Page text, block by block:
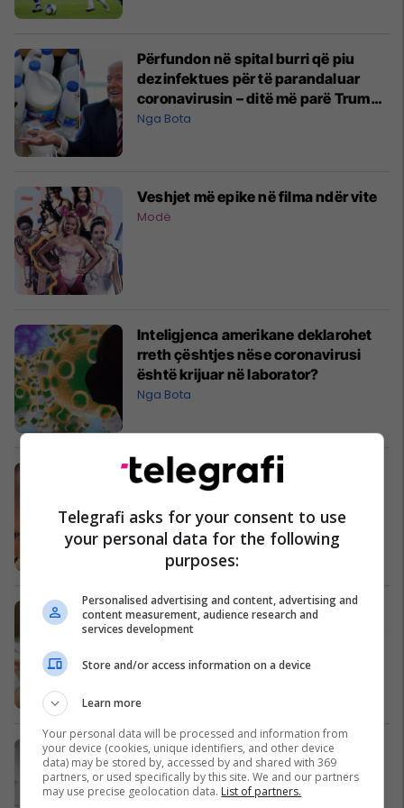
Përfundon në spital burri që piu
dezinfektues për të parandaluar
coronavirusin – ditë më parë Trump
e sugjeroi si trajtim të mundshëm
Nga Bota
Veshjet më epike në filma ndër vite
Modë
Inteligjenca amerikane deklarohet
rreth çështjes nëse coronavirusi
është krijuar në laborator?
Nga Bota
Dua Lipa thotë se është ndjerë e
bulluar në rrjetet sociale, pasi
komentet negative e bënin të
ndjehej e pavlerë
Yjet
Teknika japoneze e gjumit është
shpëtim për kurrizin: Ky pozicion do
Shëndeti
Komisioni për çmime vendosi për
rishqyrtimin e kërkesave për çmime
të barnave
Telegrafi asks for your consent to use
your personal data for the following
purposes:
Personalised advertising and content, advertising and
content measurement, audience research and
services development
Store and/or access information on a device
Learn more
Your personal data will be processed and information from
your device (cookies, unique identifiers, and other device
data) may be stored by, accessed by and shared with 369
partners, or used specifically by this site. We and our partners
may use precise geolocation data. List of partners.